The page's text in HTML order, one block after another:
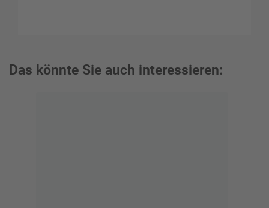
Das könnte Sie auch interessieren: